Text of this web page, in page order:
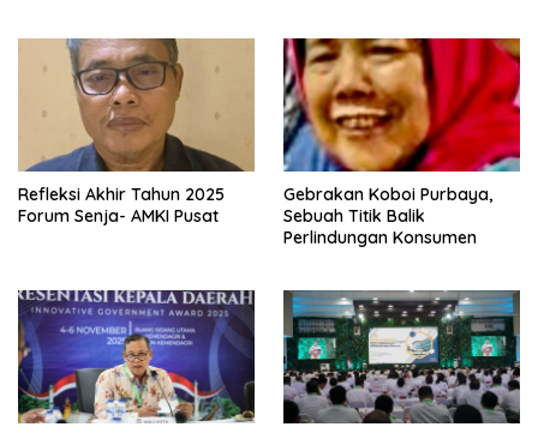
Refleksi Akhir Tahun 2025
Forum Senja- AMKI Pusat
Gebrakan Koboi Purbaya,
Sebuah Titik Balik
Perlindungan Konsumen